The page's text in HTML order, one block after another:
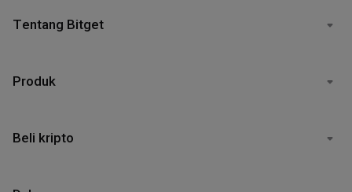
Tentang Bitget
Produk
Beli kripto